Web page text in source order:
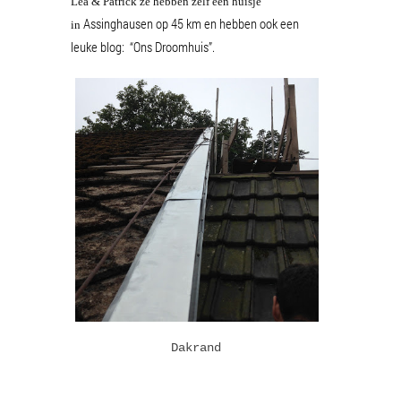
in Assinghausen op 45 km en hebben ook een
leuke blog: “Ons Droomhuis”.
Dakrand